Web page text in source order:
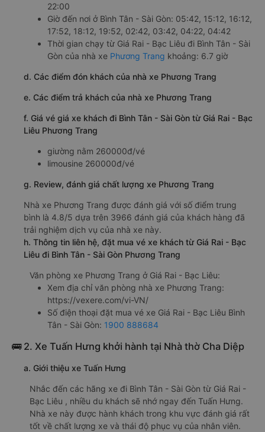
22:00
Giờ đến nơi ở Bình Tân - Sài Gòn: 05:42, 15:12, 16:12,
17:52, 18:12, 19:52, 02:42, 03:42, 04:22, 04:42
Thời gian chạy từ Giá Rai - Bạc Liêu đi Bình Tân - Sài
Gòn của nhà xe Phương Trang khoảng: 6.7 giờ
d. Các điểm đón khách của nhà xe Phương Trang
e. Các điểm trả khách của nhà xe Phương Trang
f. Giá vé giá xe khách đi Bình Tân - Sài Gòn từ Giá Rai - Bạc
Liêu Phương Trang
giường nằm 260000đ/vé
limousine 260000đ/vé
g. Review, đánh giá chất lượng xe Phương Trang
Nhà xe Phương Trang được đánh giá với số điểm trung
bình là 4.8/5 dựa trên 3966 đánh giá của khách hàng đã
trải nghiệm dịch vụ của nhà xe này.
h. Thông tin liên hệ, đặt mua vé xe khách từ Giá Rai - Bạc
Liêu đi Bình Tân - Sài Gòn Phương Trang
Văn phòng xe Phương Trang ở Giá Rai - Bạc Liêu:
Xem địa chỉ văn phòng nhà xe Phương Trang:
https://vexere.com/vi-VN/
Số điện thoại đặt mua vé xe Giá Rai - Bạc Liêu Bình
Tân - Sài Gòn: 1900 888684
🚌 2. Xe Tuấn Hưng khởi hành tại Nhà thờ Cha Diệp
a. Giới thiệu xe Tuấn Hưng
Nhắc đến các hãng xe đi Bình Tân - Sài Gòn từ Giá Rai -
Bạc Liêu , nhiều du khách sẽ nhớ ngay đến Tuấn Hưng.
Nhà xe này được hành khách trong khu vực đánh giá rất
tốt về chất lượng xe và thái độ phục vụ của nhân viên.